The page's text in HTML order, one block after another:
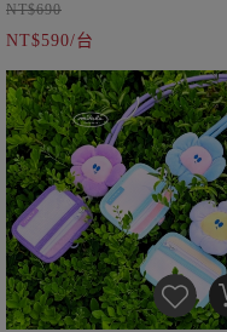
● 可掛於包包上
NT$690
NT$590/台